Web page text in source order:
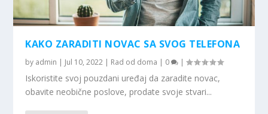
KAKO ZARADITI NOVAC SA SVOG TELEFONA
by admin | Jul 10, 2022 | Rad od doma | 0 |
Iskoristite svoj pouzdani uređaj da zaradite novac,
obavite neobične poslove, prodate svoje stvari...